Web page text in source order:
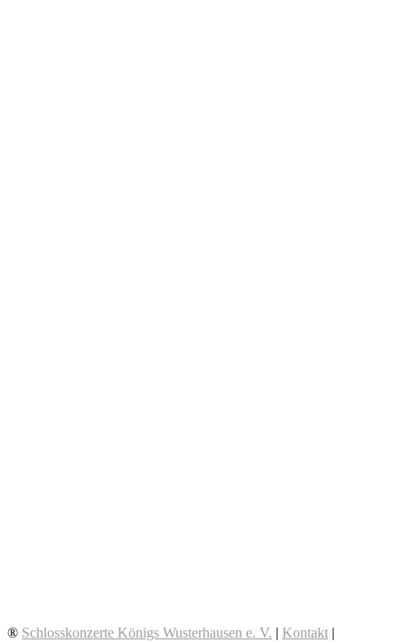
® Schlosskonzerte Königs Wusterhausen e. V. | Kontakt |